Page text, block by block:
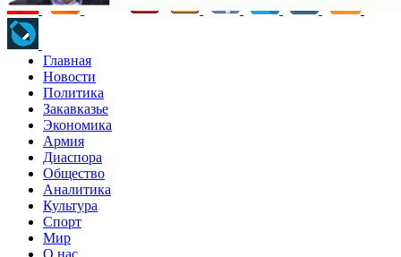
Главная
Новости
Политика
Закавказье
Экономика
Армия
Диаспора
Общество
Аналитика
Культура
Спорт
Мир
О нас